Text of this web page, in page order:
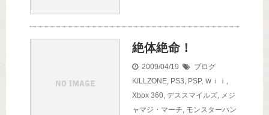
絶体絶命！
2009/04/19
ブログ
KILLZONE, PS3, PSP, Ｗｉｉ ,
Xbox 360, デススマイルズ, メジ
ャマジ・マーチ, モンスターハン